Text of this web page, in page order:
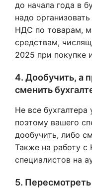
до начала года в
надо
НДС по товарам,
средствам,
2025 при покупке
4. Дообучить, а
сменить
Не все
поэтому вашего
дообучить, либо
Также на работу
специалистов на
5.